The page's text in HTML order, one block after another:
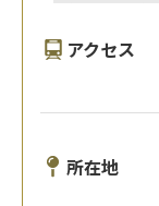
アクセス
所在地